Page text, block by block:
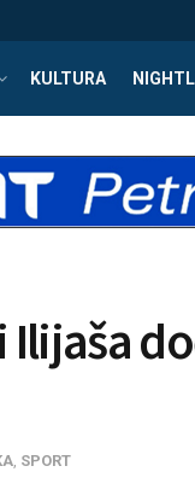
KULTURA
Ilijaša
SPORT